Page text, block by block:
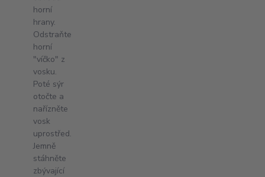
horní
hrany.
Odstraňte
horní
"víčko" z
vosku.
Poté sýr
otočte a
nařízněte
vosk
uprostřed.
Jemně
stáhněte
zbývající